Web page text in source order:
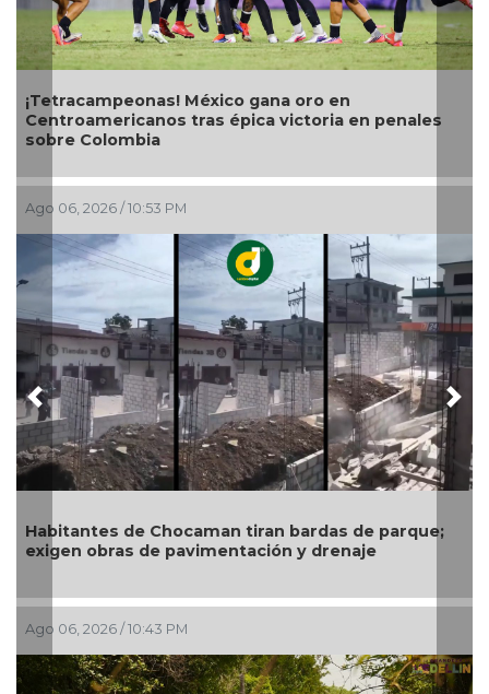
¡Tetracampeonas! México gana oro en
Centroamericanos tras épica victoria en penales
sobre Colombia
Ago 06, 2026 / 10:53 PM
Habitantes de Chocaman tiran bardas de parque;
exigen obras de pavimentación y drenaje
Ago 06, 2026 / 10:43 PM
Previous